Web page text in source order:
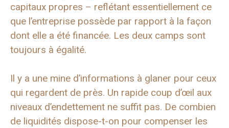
capitaux propres – reflétant essentiellement ce
que l’entreprise possède par rapport à la façon
dont elle a été financée. Les deux camps sont
toujours à égalité.
Il y a une mine d’informations à glaner pour ceux
qui regardent de près. Un rapide coup d’œil aux
niveaux d’endettement ne suffit pas. De combien
de liquidités dispose-t-on pour compenser les